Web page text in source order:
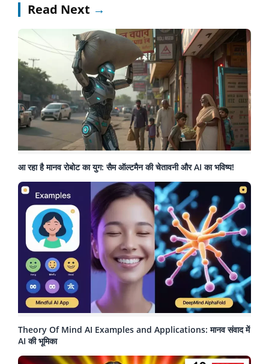
Read Next →
आ रहा है मानव रोबोट का युग: सैम ऑल्टमैन की चेतावनी और AI का भविष्य!
Theory Of Mind AI Examples and Applications: मानव संवाद में
AI की भूमिका